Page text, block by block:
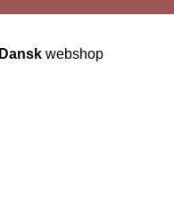
Dansk webshop